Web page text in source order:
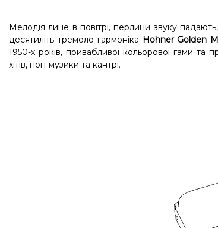
Мелодія лине в повітрі, перлини звуку
десятиліть тремоло гармоніка Hohner Golden
1950-х років, привабливої кольорової гами та
хітів, поп-музики та кантрі.